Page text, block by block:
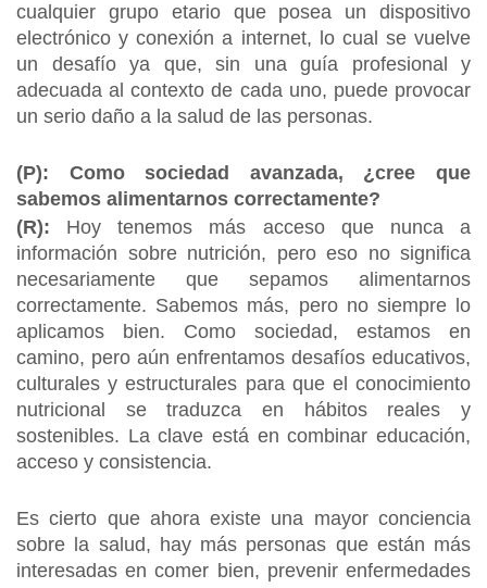
cualquier grupo etario que posea un dispositivo
electrónico y conexión a internet, lo cual se vuelve
un desafío ya que, sin una guía profesional y
adecuada al contexto de cada uno, puede provocar
un serio daño a la salud de las personas.
(P): Como sociedad avanzada, ¿cree que
sabemos alimentarnos correctamente?
(R): Hoy tenemos más acceso que nunca a
información sobre nutrición, pero eso no significa
necesariamente que sepamos alimentarnos
correctamente. Sabemos más, pero no siempre lo
aplicamos bien. Como sociedad, estamos en
camino, pero aún enfrentamos desafíos educativos,
culturales y estructurales para que el conocimiento
nutricional se traduzca en hábitos reales y
sostenibles. La clave está en combinar educación,
acceso y consistencia.
Es cierto que ahora existe una mayor conciencia
sobre la salud, hay más personas que están más
interesadas en comer bien, prevenir enfermedades